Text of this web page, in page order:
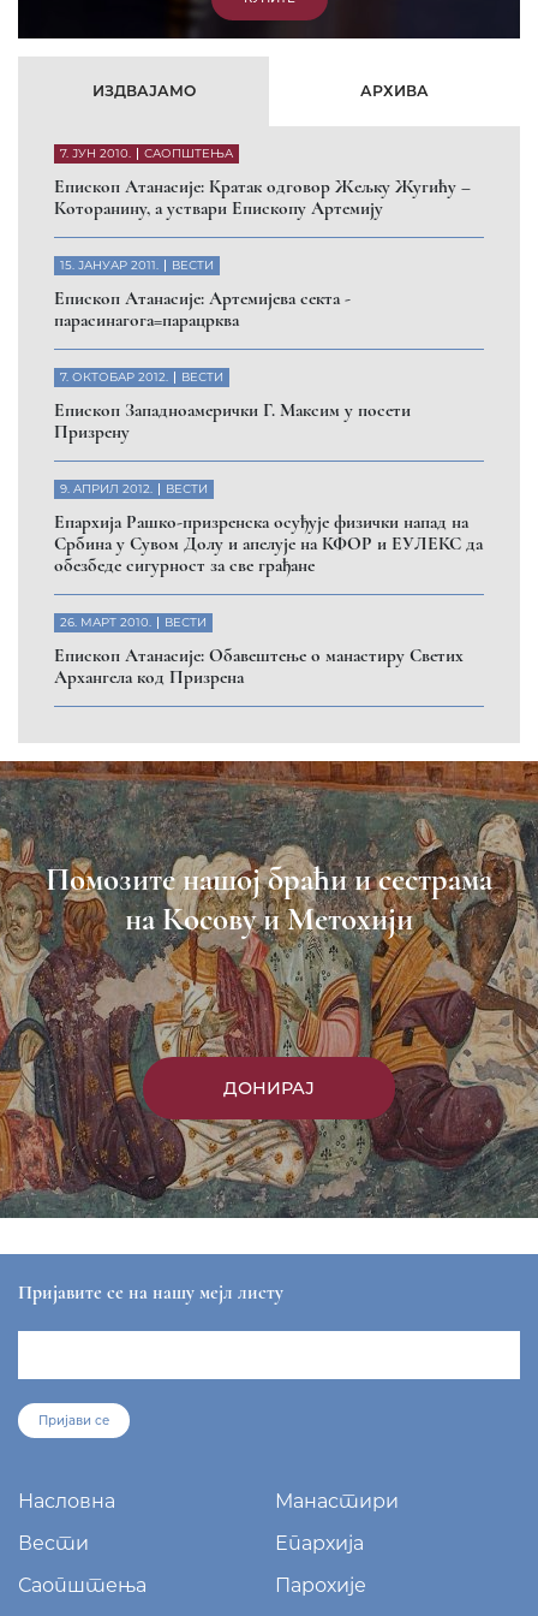
ИЗДВАЈАМО АРХИВА
7. ЈУН 2010. САОПШТЕЊА
Eпископ Атанасије: Кратак одговор Жељку Жугићу –
Которанину, а уствари Епископу Артемију
15. ЈАНУАР 2011. ВЕСТИ
Eпископ Атанасије: Артемијева секта -
парасинагога=парацрква
7. ОКТОБАР 2012. ВЕСТИ
Eпископ Западноамерички Г. Максим у посети
Призрену
9. АПРИЛ 2012. ВЕСТИ
Eпархија Рашко-призренска осуђује физички напад на
Србина у Сувом Долу и апелује на КФОР и ЕУЛЕКС да
обезбеде сигурност за све грађане
26. МАРТ 2010. ВЕСТИ
Eпископ Атанасије: Обавештење о манастиру Светих
Архангела код Призрена
Помозите нашој браћи и сестрама
на Косову и Метохији
ДОНИРАЈ
Пријавите се на нашу мејл листу
Пријави се
Насловна
Манастири
Вести
Епархија
Саопштења
Парохије